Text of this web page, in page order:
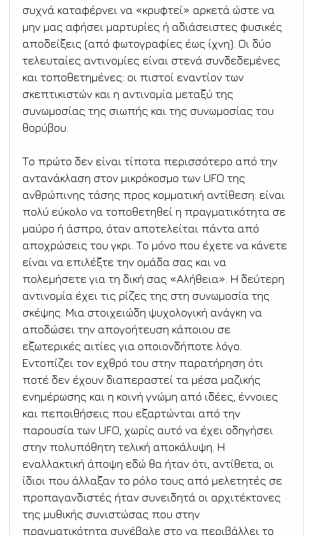
συχνά καταφέρνει να «κρυφτεί» αρκετά ώστε να
μην μας αφήσει μαρτυρίες ή αδιάσειστες φυσικές
αποδείξεις (από φωτογραφίες έως ίχνη). Οι δύο
τελευταίες αντινομίες είναι στενά συνδεδεμένες
και τοποθετημένες: οι πιστοί εναντίον των
σκεπτικιστών και η αντινομία μεταξύ της
συνωμοσίας της σιωπής και της συνωμοσίας του
θορύβου.
Το πρώτο δεν είναι τίποτα περισσότερο από την
αντανάκλαση στον μικρόκοσμο των UFO της
ανθρώπινης τάσης προς κομματική αντίθεση: είναι
πολύ εύκολο να τοποθετηθεί η πραγματικότητα σε
μαύρο ή άσπρο, όταν αποτελείται πάντα από
αποχρώσεις του γκρι. Το μόνο που έχετε να κάνετε
είναι να επιλέξτε την ομάδα σας και να
πολεμήσετε για τη δική σας «Αλήθεια». Η δεύτερη
αντινομία έχει τις ρίζες της στη συνωμοσία της
σκέψης. Μια στοιχειώδη ψυχολογική ανάγκη να
αποδώσει την απογοήτευση κάποιου σε
εξωτερικές αιτίες για οποιονδήποτε λόγο.
Εντοπίζει τον εχθρό του στην παρατήρηση ότι
ποτέ δεν έχουν διαπεραστεί τα μέσα μαζικής
ενημέρωσης και η κοινή γνώμη από ιδέες, έννοιες
και πεποιθήσεις που εξαρτώνται από την
παρουσία των UFO, χωρίς αυτό να έχει οδηγήσει
στην πολυπόθητη τελική αποκάλυψη. Η
εναλλακτική άποψη εδώ θα ήταν ότι, αντίθετα, οι
ίδιοι που άλλαξαν το ρόλο τους από μελετητές σε
προπαγανδιστές ήταν συνειδητά οι αρχιτέκτονες
της μυθικής συνιστώσας που στην
πραγματικότητα συνέβαλε στο να περιβάλλει το